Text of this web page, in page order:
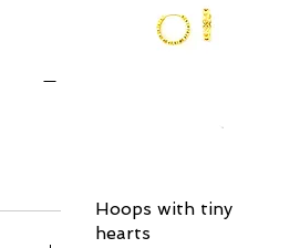
Vista rápida
Hoops with tiny
hearts